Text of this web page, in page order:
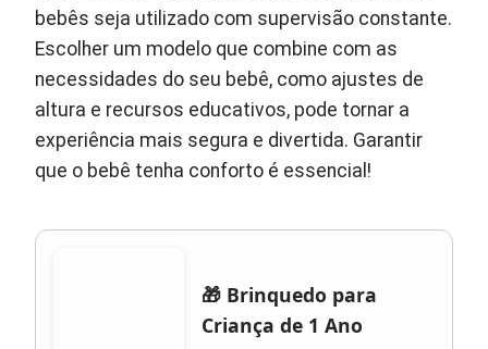
bebês seja utilizado com supervisão constante.
Escolher um modelo que combine com as
necessidades do seu bebê, como ajustes de
altura e recursos educativos, pode tornar a
experiência mais segura e divertida. Garantir
que o bebê tenha conforto é essencial!
🎁 Brinquedo para
Criança de 1 Ano